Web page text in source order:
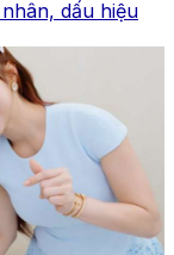
dấu hiệu